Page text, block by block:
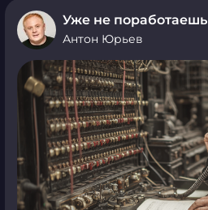
Уже не поработаешь
Антон Юрьев